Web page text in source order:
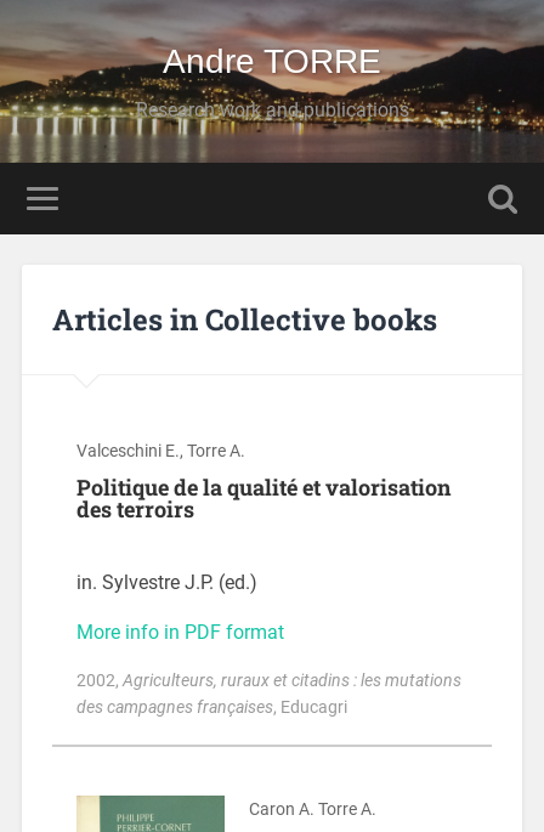
Andre TORRE
Research work and publications
Articles in Collective books
Valceschini E., Torre A.
Politique de la qualité et valorisation
des terroirs
in. Sylvestre J.P. (ed.)
More info in PDF format
2002, Agriculteurs, ruraux et citadins : les mutations
des campagnes françaises, Educagri
Caron A. Torre A.